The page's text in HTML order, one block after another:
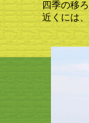
四季の移ろいも
近くには、名